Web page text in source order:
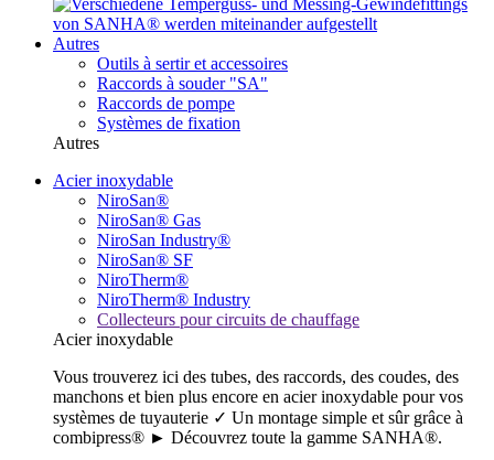
Autres
Outils à sertir et accessoires
Raccords à souder "SA"
Raccords de pompe
Systèmes de fixation
Autres
Acier inoxydable
NiroSan®
NiroSan® Gas
NiroSan Industry®
NiroSan® SF
NiroTherm®
NiroTherm® Industry
Collecteurs pour circuits de chauffage
Acier inoxydable
Vous trouverez ici des tubes, des raccords, des coudes, des
manchons et bien plus encore en acier inoxydable pour vos
systèmes de tuyauterie ✓ Un montage simple et sûr grâce à
combipress® ► Découvrez toute la gamme SANHA®.